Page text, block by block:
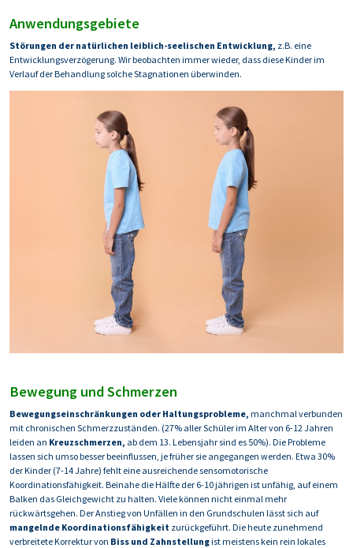
Anwendungsgebiete
Störungen der natürlichen leiblich-seelischen Entwicklung, z.B. eine
Entwicklungsverzögerung. Wir beobachten immer wieder, dass diese Kinder im
Verlauf der Behandlung solche Stagnationen überwinden.
Bewegung und Schmerzen
Bewegungseinschränkungen oder Haltungsprobleme, manchmal verbunden
mit chronischen Schmerzzuständen. (27% aller Schüler im Alter von 6-12 Jahren
leiden an Kreuzschmerzen, ab dem 13. Lebensjahr sind es 50%). Die Probleme
lassen sich umso besser beeinflussen, je früher sie angegangen werden. Etwa 30%
der Kinder (7-14 Jahre) fehlt eine ausreichende sensomotorische
Koordinationsfähigkeit. Beinahe die Hälfte der 6-10 jährigen ist unfähig, auf einem
Balken das Gleichgewicht zu halten. Viele können nicht einmal mehr
rückwärtsgehen. Der Anstieg von Unfällen in den Grundschulen lässt sich auf
mangelnde Koordinationsfähigkeit zurückgeführt. Die heute zunehmend
verbreitete Korrektur von Biss und Zahnstellungist meistens kein rein lokales